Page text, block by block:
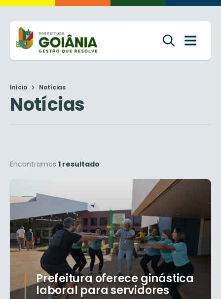
Início Notícias
Notícias
Encontramos 1 resultado
Prefeitura oferece ginástica
laboral para servidores